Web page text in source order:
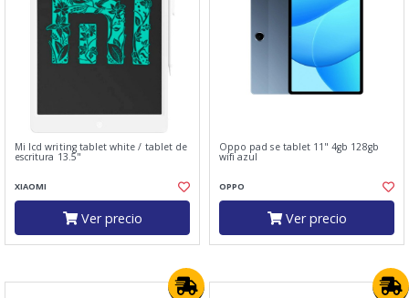
Mi lcd writing tablet white / tablet de
escritura 13.5"
XIAOMI
Ver precio
Oppo pad se tablet 11" 4gb 128gb
wifi azul
OPPO
Ver precio